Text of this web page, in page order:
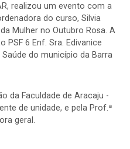
realizou um evento com a
do curso, Silvia
Mulher no Outubro Rosa. A
6 Enf. Sra. Edivanice
do município da Barra
da Faculdade de Aracaju -
de unidade, e pela Prof.ª
geral.